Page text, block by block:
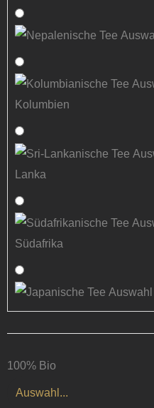
Kolumbien
Lanka
Südafrika
100% Bio
Auswahl...